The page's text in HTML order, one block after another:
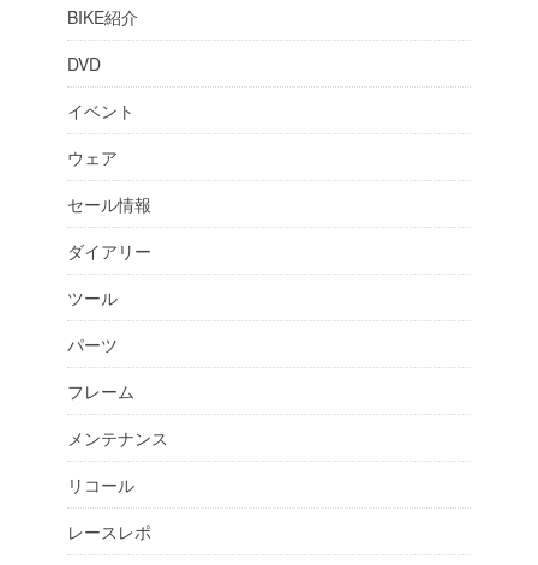
BIKE紹介
DVD
イベント
ウェア
セール情報
ダイアリー
ツール
パーツ
フレーム
メンテナンス
リコール
レースレポ